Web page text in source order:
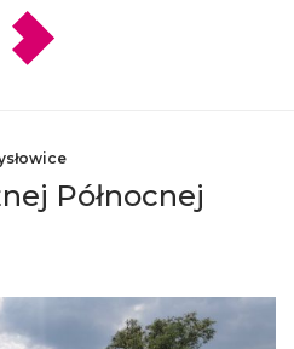
Północnej